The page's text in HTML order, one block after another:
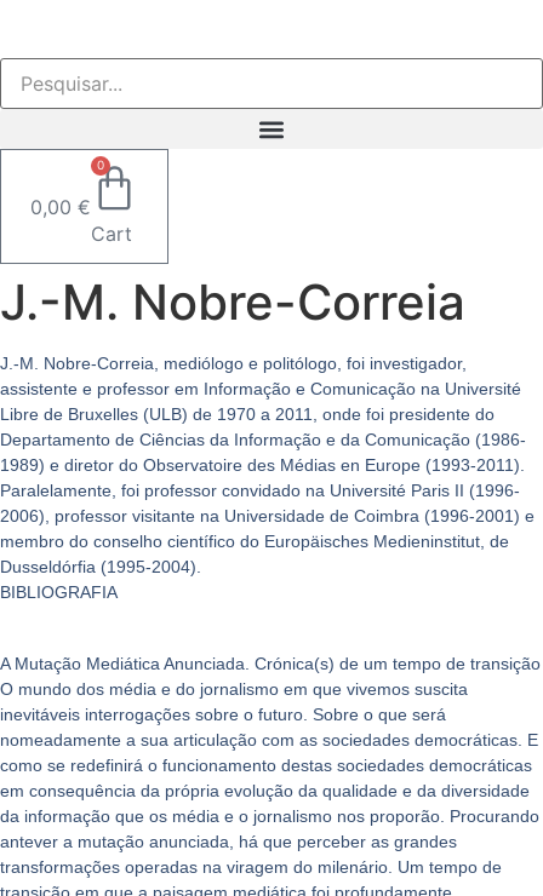
conteúdo
0,00 €
0
Cart
J.-M. Nobre-Correia
J.-M. Nobre-Correia, mediólogo e politólogo, foi investigador,
assistente e professor em Informação e Comunicação na Université
Libre de Bruxelles (ULB) de 1970 a 2011, onde foi presidente do
Departamento de Ciências da Informação e da Comunicação (1986-
1989) e diretor do Observatoire des Médias en Europe (1993-2011).
Paralelamente, foi professor convidado na Université Paris II (1996-
2006), professor visitante na Universidade de Coimbra (1996-2001) e
membro do conselho científico do Europäisches Medieninstitut, de
Dusseldórfia (1995-2004).
BIBLIOGRAFIA
A Mutação Mediática Anunciada. Crónica(s) de um tempo de transição
O mundo dos média e do jornalismo em que vivemos suscita
inevitáveis interrogações sobre o futuro. Sobre o que será
nomeadamente a sua articulação com as sociedades democráticas. E
como se redefinirá o funcionamento destas sociedades democráticas
em consequência da própria evolução da qualidade e da diversidade
da informação que os média e o jornalismo nos proporão. Procurando
antever a mutação anunciada, há que perceber as grandes
transformações operadas na viragem do milenário. Um tempo de